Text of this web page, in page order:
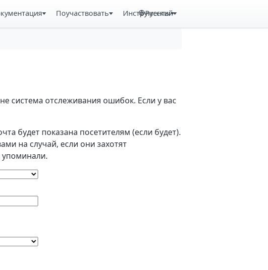
Поучаствовать Инструменты
Русский
система отслеживания ошибок. Если у вас
будет показана посетителям (если будет).
на случай, если они захотят
упоминали.